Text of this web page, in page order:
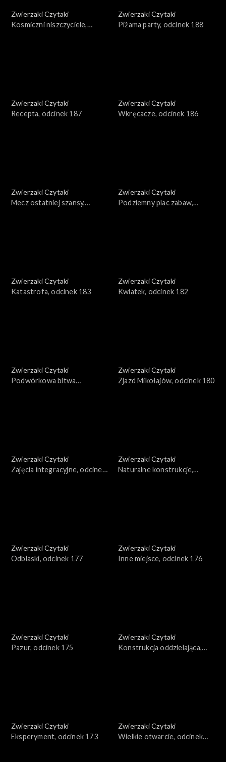
Zwierzaki Czytaki
Kosmiczni niszczyciele,
Zwierzaki Czytaki
Piżama party, odcinek 188
Zwierzaki Czytaki
Recepta, odcinek 187
Zwierzaki Czytaki
Wkręcacze, odcinek 186
Zwierzaki Czytaki
Mecz ostatniej szansy,
Zwierzaki Czytaki
Podziemny plac zabaw,
Zwierzaki Czytaki
Katastrofa, odcinek 183
Zwierzaki Czytaki
Kwiatek, odcinek 182
Zwierzaki Czytaki
Podwórkowa bitwa
Zwierzaki Czytaki
Zjazd Mikołajów, odcinek 180
Zwierzaki Czytaki
Zajęcia integracyjne, odcinek
Zwierzaki Czytaki
Naturalne konstrukcje,
Zwierzaki Czytaki
Odblaski, odcinek 177
Zwierzaki Czytaki
Inne miejsce, odcinek 176
Zwierzaki Czytaki
Pazur, odcinek 175
Zwierzaki Czytaki
Konstrukcja oddzielająca,
Zwierzaki Czytaki
Eksperyment, odcinek 173
Zwierzaki Czytaki
Wielkie otwarcie, odcinek